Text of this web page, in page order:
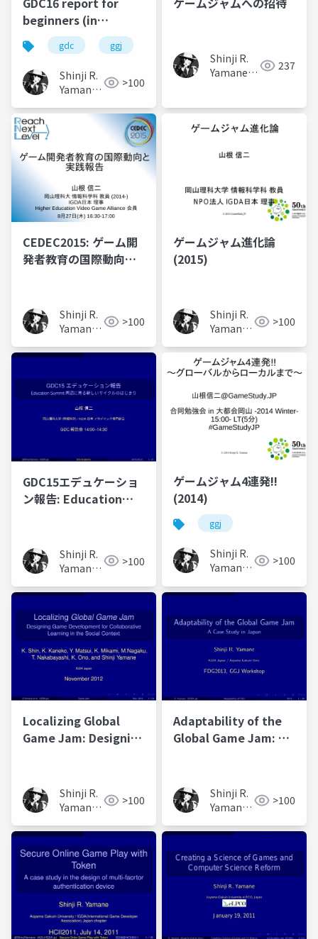
beginners (in
Japanese)
gdc ggj
Shinji R.
Yamane
>100
Shinji R.
Yamane
237
CEDEC2015: ゲーム開
発者教育の国際動向と
Shinji R.
Yamane
二)
>100
ゲームジャム進化論
(2015)
Shinji R.
Yamane
二)
>100
GDC15エデュケーショ
ン報告: Education
り
Shinji R.
Yamane
二)
>100
ゲームジャム4連発!!
(2014)
ggj
Shinji R.
Yamane
二)
>100
Localizing Global
Game Jam: Designing
Learning in the
Social Context
Shinji R.
Yamane
二)
>100
Adaptability of the
Global Game Jam: A
Shinji R.
Yamane
二)
>100